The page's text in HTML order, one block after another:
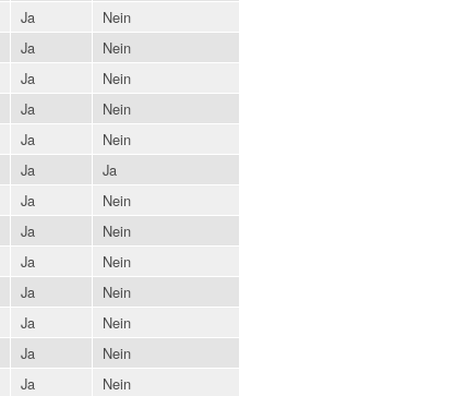
Ja
Nein
Ja
Nein
Ja
Nein
Ja
Nein
Ja
Nein
Ja
Ja
Ja
Nein
Ja
Nein
Ja
Nein
Ja
Nein
Ja
Nein
Ja
Nein
Ja
Nein